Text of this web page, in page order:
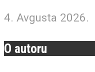
4. Avgusta 2026.
O autoru